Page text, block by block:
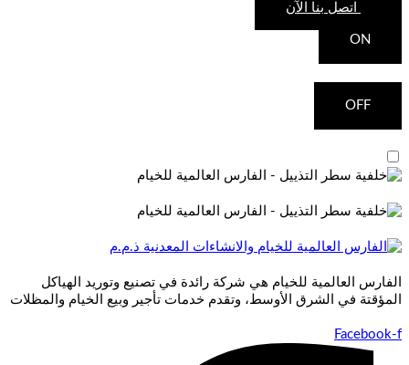
اتصل بنا الآن
ON
OFF
الفارس العالمية للخيام هي شركة رائدة في تصنيع وتوريد الهياكل
المؤقتة في الشرق الأوسط، وتقدم خدمات تأجير وبيع الخيام والمظلات
Facebook-f